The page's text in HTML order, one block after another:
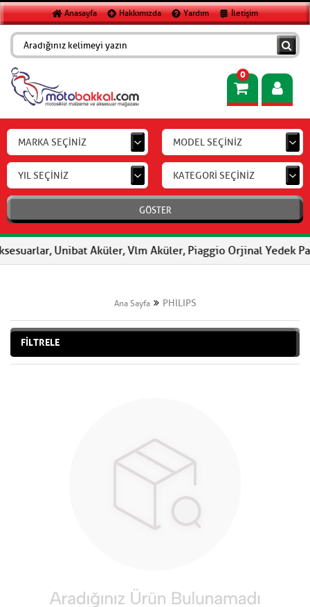
Anasayfa Hakkımızda Yardım İletişim
0
MARKA SEÇİNİZ MODEL SEÇİNİZ
YIL SEÇİNİZ KATEGORİ SEÇİNİZ
GÖSTER
Unibat Aküler, Vlm Aküler, Piaggio Orjinal Yedek
Ana Sayfa PHILIPS
FİLTRELE